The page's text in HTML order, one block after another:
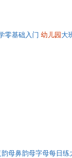
零基础入门 幼儿园 大
母鼻韵母字母每日练